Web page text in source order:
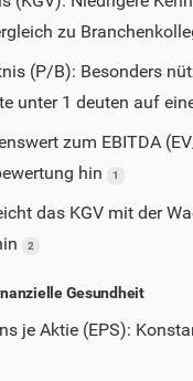
zu
(P/B): Besonders
unter 1 deuten auf
zum EBITDA
hin
1
das KGV mit der
2
Gesundheit
je Aktie (EPS):